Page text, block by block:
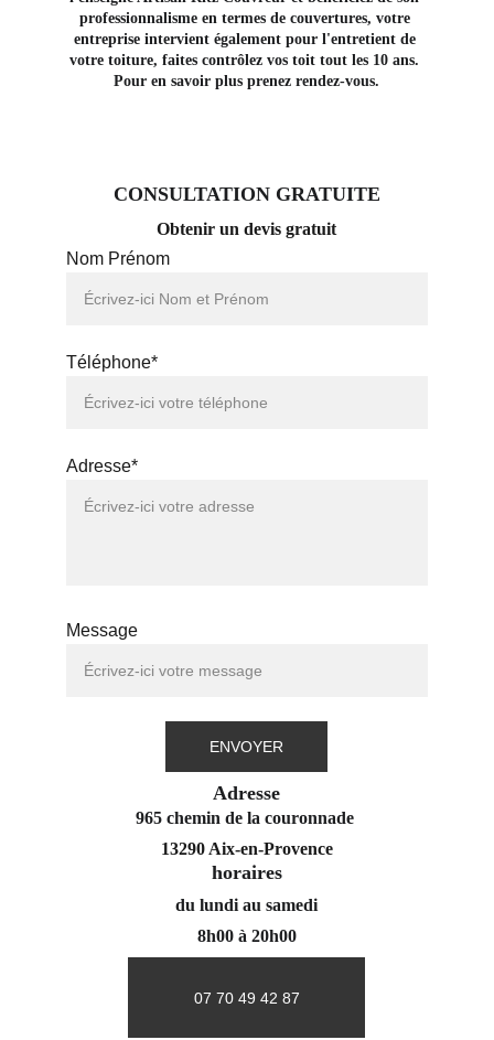
Nom Prénom
Téléphone*
Adresse*
Message
ENVOYER
Adresse
965 chemin de la couronnade
13290 Aix-en-Provence
07 70 49 42 87
professionnalisme en termes de couvertures, votre
entreprise intervient également pour l'entretient de
votre toiture, faites contrôlez vos toit tout les 10 ans.
Pour en savoir plus prenez rendez-vous.
CONSULTATION GRATUITE
Obtenir un devis gratuit
horaires
du lundi au samedi
8h00 à 20h00